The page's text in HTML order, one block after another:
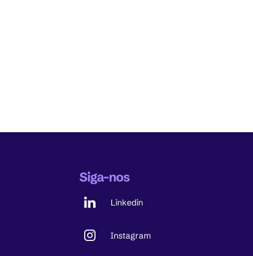
Siga-nos
Linkedin
Instagram